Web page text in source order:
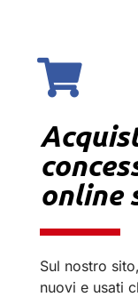
online
Sul nostro
nuovi e usati